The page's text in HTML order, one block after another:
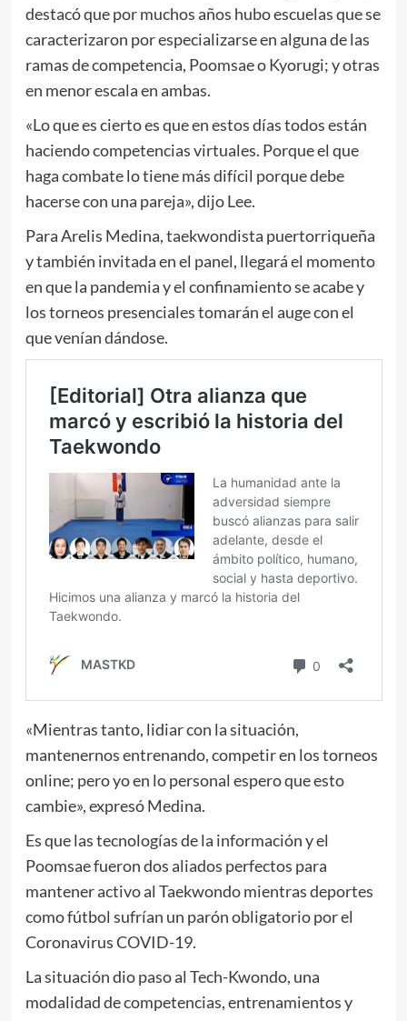
destacó que por muchos años hubo escuelas que se
caracterizaron por especializarse en alguna de las
ramas de competencia, Poomsae o Kyorugi; y otras
en menor escala en ambas.
«Lo que es cierto es que en estos días todos están
haciendo competencias virtuales. Porque el que
haga combate lo tiene más difícil porque debe
hacerse con una pareja», dijo Lee.
Para Arelis Medina, taekwondista puertorriqueña
y también invitada en el panel, llegará el momento
en que la pandemia y el confinamiento se acabe y
los torneos presenciales tomarán el auge con el
que venían dándose.
«Mientras tanto, lidiar con la situación,
mantenernos entrenando, competir en los torneos
online; pero yo en lo personal espero que esto
cambie», expresó Medina.
Es que las tecnologías de la información y el
Poomsae fueron dos aliados perfectos para
mantener activo al Taekwondo mientras deportes
como fútbol sufrían un parón obligatorio por el
Coronavirus COVID-19.
La situación dio paso al Tech-Kwondo, una
modalidad de competencias, entrenamientos y